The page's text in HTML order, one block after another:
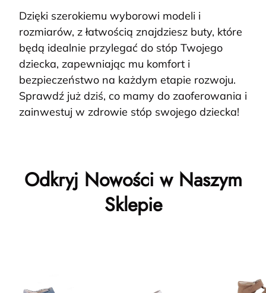
Dzięki szerokiemu wyborowi modeli i
rozmiarów, z łatwością znajdziesz buty, które
będą idealnie przylegać do stóp Twojego
dziecka, zapewniając mu komfort i
bezpieczeństwo na każdym etapie rozwoju.
Sprawdź już dziś, co mamy do zaoferowania i
zainwestuj w zdrowie stóp swojego dziecka!
Odkryj Nowości w Naszym
Sklepie